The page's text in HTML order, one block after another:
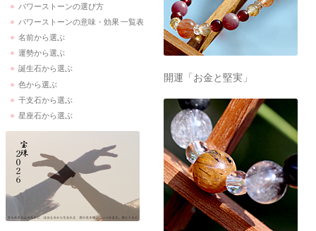
パワーストーンの選び方
パワーストーンの意味・効果 一覧表
名前から選ぶ
運勢から選ぶ
誕生石から選ぶ
色から選ぶ
干支石から選ぶ
星座石から選ぶ
開運「お金と堅実」